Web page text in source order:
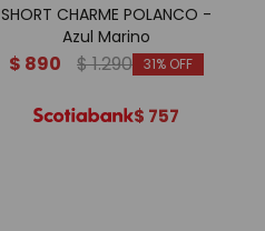
SHORT CHARME POLANCO -
Azul Marino
$ 890 $1.290 31
$ 757